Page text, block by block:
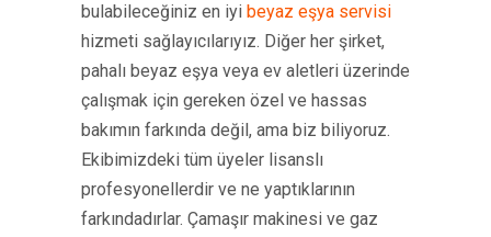
bulabileceğiniz en iyi beyaz eşya servisi
hizmeti sağlayıcılarıyız. Diğer her şirket,
pahalı beyaz eşya veya ev aletleri üzerinde
çalışmak için gereken özel ve hassas
bakımın farkında değil, ama biz biliyoruz.
Ekibimizdeki tüm üyeler lisanslı
profesyonellerdir ve ne yaptıklarının
farkındadırlar. Çamaşır makinesi ve gaz